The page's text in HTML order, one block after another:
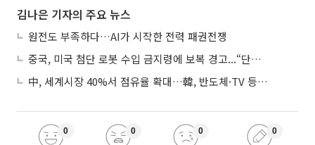
김나은 기자의 주요 뉴스
원전도 부족하다…AI가 시작한 전력 패권전쟁
중국, 미국 첨단 로봇 수입 금지령에 보복 경고...“단호히 대응”
中, 세계시장 40%서 점유율 확대…韓, 반도체·TV 등 4개 품목 1위
0 0 0 0